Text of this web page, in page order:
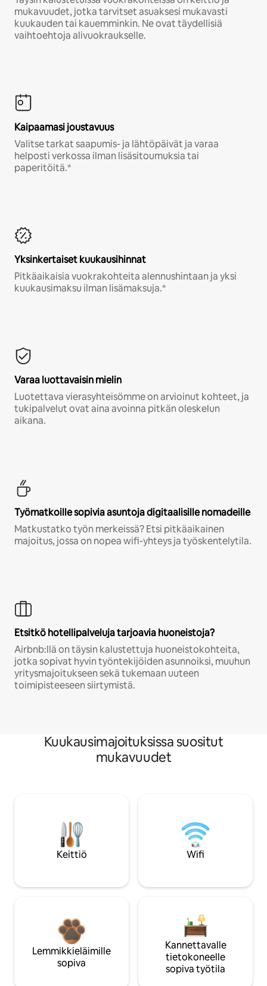
mukavuudet, jotka tarvitset asuaksesi mukavasti
kuukauden tai kauemminkin. Ne ovat täydellisiä
vaihtoehtoja alivuokraukselle.
Kaipaamasi joustavuus
Valitse tarkat saapumis- ja lähtöpäivät ja varaa
helposti verkossa ilman lisäsitoumuksia tai
paperitöitä.*
Yksinkertaiset kuukausihinnat
Pitkäaikaisia vuokrakohteita alennushintaan ja yksi
kuukausimaksu ilman lisämaksuja.*
Varaa luottavaisin mielin
Luotettava vierasyhteisömme on arvioinut kohteet, ja
tukipalvelut ovat aina avoinna pitkän oleskelun
aikana.
Työmatkoille sopivia asuntoja digitaalisille nomadeille
Matkustatko työn merkeissä? Etsi pitkäaikainen
majoitus, jossa on nopea wifi-yhteys ja työskentelytila.
Etsitkö hotellipalveluja tarjoavia huoneistoja?
Airbnb:llä on täysin kalustettuja huoneistokohteita,
jotka sopivat hyvin työntekijöiden asunnoiksi, muuhun
yritysmajoitukseen sekä tukemaan uuteen
toimipisteeseen siirtymistä.
Kuukausimajoituksissa suositut
mukavuudet
Keittiö Wifi
Lemmikkieläimille
sopiva
Kannettavalle
tietokoneelle
sopiva työtila